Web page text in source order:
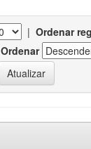
| Ordenar
Ordenar